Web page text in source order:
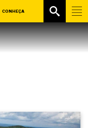
CONHEÇA